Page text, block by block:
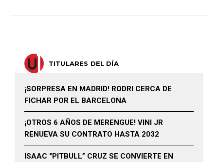
TITULARES DEL DÍA
¡SORPRESA EN MADRID! RODRI CERCA DE
FICHAR POR EL BARCELONA
¡OTROS 6 AÑOS DE MERENGUE! VINI JR
RENUEVA SU CONTRATO HASTA 2032
ISAAC “PITBULL” CRUZ SE CONVIERTE EN